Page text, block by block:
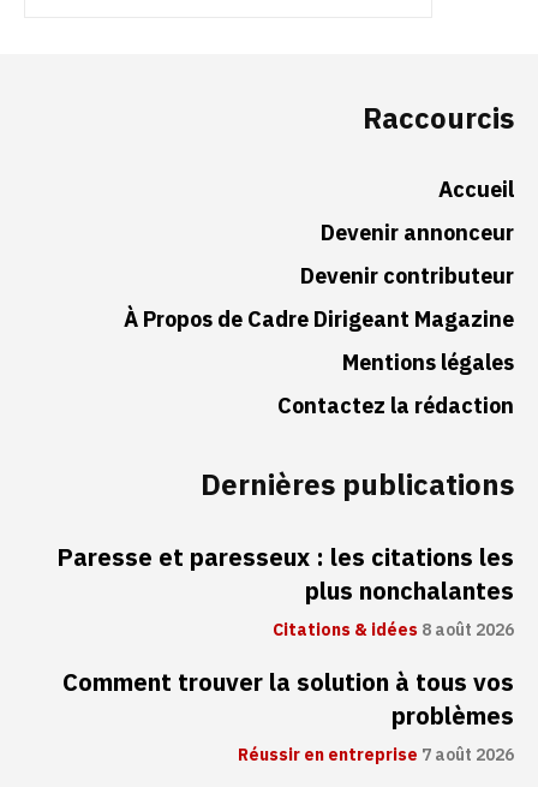
Raccourcis
Accueil
Devenir annonceur
Devenir contributeur
À Propos de Cadre Dirigeant Magazine
Mentions légales
Contactez la rédaction
Dernières publications
Paresse et paresseux : les citations les
plus nonchalantes
Citations & idées8 août 2026
Comment trouver la solution à tous vos
problèmes
Réussir en entreprise 7 août 2026